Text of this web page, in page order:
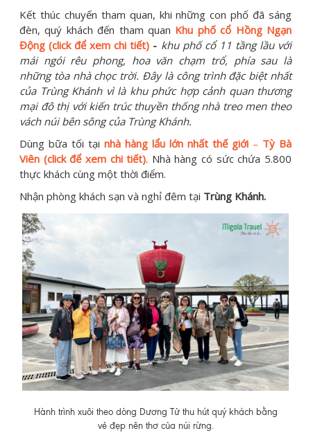
Kết thúc chuyến tham quan, khi những con phố đã sáng
đèn, quý khách đến tham quan Khu phố cổ Hồng Ngạn
Động (click để xem chi tiết) - khu phố cổ 11 tầng lầu với
mái ngói rêu phong, hoa văn chạm trổ, phía sau là
những tòa nhà chọc trời. Đây là công trình đặc biệt nhất
của Trùng Khánh vì là khu phức hợp cảnh quan thương
mại đô thị với kiến trúc thuyền thống nhà treo men theo
vách núi bên sông của Trùng Khánh.
Dùng bữa tối tại nhà hàng lẩu lớn nhất thế giới – Tỳ Bà
Viên (click để xem chi tiết). Nhà hàng có sức chứa 5.800
thực khách cùng một thời điểm.
Nhận phòng khách sạn và nghỉ đêm tại Trùng Khánh.
Hành trình xuôi theo dòng Dương Tử thu hút quý khách bằng
vẻ đẹp nên thơ của núi rừng.